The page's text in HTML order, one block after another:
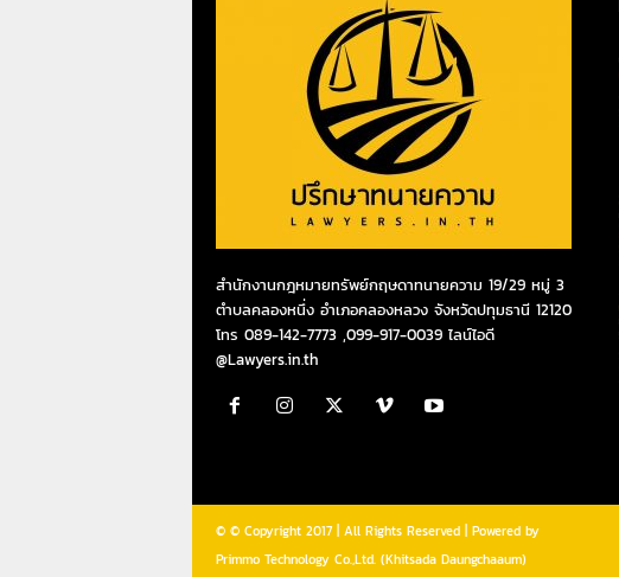
สำนักงานกฎหมายทรัพย์กฤษดาทนายความ 19/29 หมู่ 3
ตำบลคลองหนึ่ง อำเภอคลองหลวง จังหวัดปทุมธานี 12120
โทร 089-142-7773 ,099-917-0039 ไลน์ไอดี
@Lawyers.in.th
© © Copyright 2017 | All Rights Reserved | Powered by
Primmo Technology Co.,Ltd. (Khitsada Daungchaaum)